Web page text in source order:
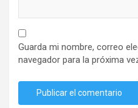
Guarda mi nombre, correo
navegador para la próxima